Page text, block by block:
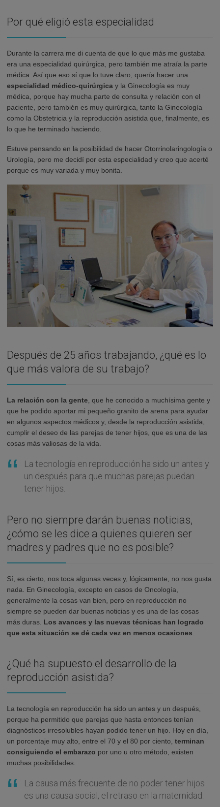
Por qué eligió esta especialidad
Durante la carrera me di cuenta de que lo que más me gustaba
era una especialidad quirúrgica, pero también me atraía la parte
médica. Así que eso sí que lo tuve claro, quería hacer una
especialidad médico-quirúrgica y la Ginecología es muy
médica, porque hay mucha parte de consulta y relación con el
paciente, pero también es muy quirúrgica, tanto la Ginecología
como la Obstetricia y la reproducción asistida que, finalmente, es
lo que he terminado haciendo.
Estuve pensando en la posibilidad de hacer Otorrinolaringología o
Urología, pero me decidí por esta especialidad y creo que acerté
porque es muy variada y muy bonita.
Después de 25 años trabajando, ¿qué es lo
que más valora de su trabajo?
La relación con la gente , que he conocido a muchísima gente y
que he podido aportar mi pequeño granito de arena para ayudar
en algunos aspectos médicos y, desde la reproducción asistida,
cumplir el deseo de las parejas de tener hijos, que es una de las
cosas más valiosas de la vida.
La tecnología en reproducción ha sido un antes y
un después para que muchas parejas puedan
tener hijos.
Pero no siempre darán buenas noticias,
¿cómo se les dice a quienes quieren ser
madres y padres que no es posible?
Sí, es cierto, nos toca algunas veces y, lógicamente, no nos gusta
nada. En Ginecología, excepto en casos de Oncología,
generalmente la cosas van bien, pero en reproducción no
siempre se pueden dar buenas noticias y es una de las cosas
más duras. Los avances y las nuevas técnicas han logrado
que esta situación se dé cada vez en menos ocasiones
¿Qué ha supuesto el desarrollo de la
reproducción asistida?
La tecnología en reproducción ha sido un antes y un después,
porque ha permitido que parejas que hasta entonces tenían
diagnósticos irresolubles hayan podido tener un hijo. Hoy en día,
un porcentaje muy alto, entre el 70 y el 80 por ciento, terminan
consiguiendo el embarazo por uno u otro método, existen
muchas posibilidades.
La causa más frecuente de no poder tener hijos
es una causa social, el retraso en la maternidad.